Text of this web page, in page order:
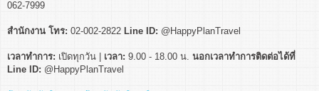
062-7999
สำนักงาน โทร: 02-002-2822 Line ID: @HappyPlanTravel
เวลาทำการ: เปิดทุกวัน | เวลา: 9.00 - 18.00 น. นอกเวลาทำการติดต่อได้ที่
Line ID: @HappyPlanTravel